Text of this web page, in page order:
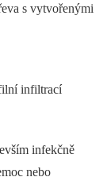
s vytvořenými
infiltrací
infekčně
nebo